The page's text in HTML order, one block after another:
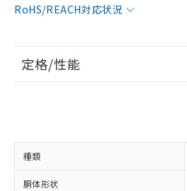
RoHS/REACH対応状況
定格/性能
種類
胴体形状